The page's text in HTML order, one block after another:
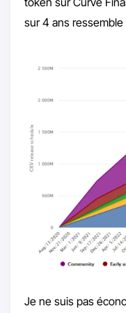
sur 4 ans ressemble
Je ne suis pas